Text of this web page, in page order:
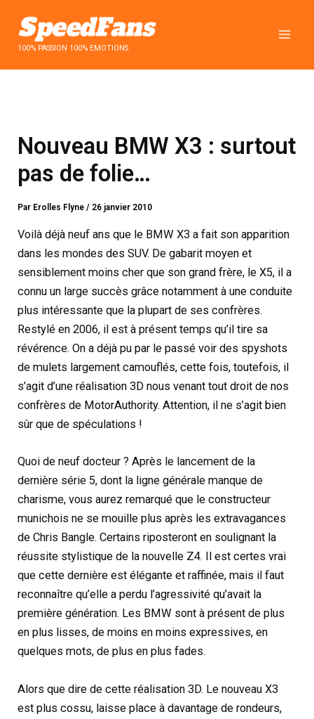
contenu100% PASSION 100% EMOTIONS
Nouveau BMW X3 : surtout
pas de folie…
Par Erolles Flyne/ 26 janvier 2010
Voilà déjà neuf ans que le BMW X3 a fait son apparition
dans les mondes des SUV. De gabarit moyen et
sensiblement moins cher que son grand frère, le X5, il a
connu un large succès grâce notamment à une conduite
plus intéressante que la plupart de ses confrères.
Restylé en 2006, il est à présent temps qu’il tire sa
révérence. On a déjà pu par le passé voir des spyshots
de mulets largement camouflés, cette fois, toutefois, il
s’agit d’une réalisation 3D nous venant tout droit de nos
confrères de MotorAuthority. Attention, il ne s’agit bien
sûr que de spéculations !
Quoi de neuf docteur ? Après le lancement de la
dernière série 5, dont la ligne générale manque de
charisme, vous aurez remarqué que le constructeur
munichois ne se mouille plus après les extravagances
de Chris Bangle. Certains riposteront en soulignant la
réussite stylistique de la nouvelle Z4. Il est certes vrai
que cette dernière est élégante et raffinée, mais il faut
reconnaître qu’elle a perdu l’agressivité qu’avait la
première génération. Les BMW sont à présent de plus
en plus lisses, de moins en moins expressives, en
quelques mots, de plus en plus fades.
Alors que dire de cette réalisation 3D. Le nouveau X3
est plus cossu, laisse place à davantage de rondeurs,